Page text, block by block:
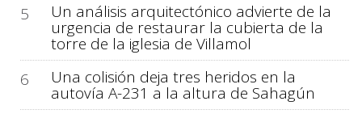
5
Un análisis arquitectónico advierte de la
urgencia de restaurar la cubierta de la
torre de la iglesia de Villamol
6
Una colisión deja tres heridos en la
autovía A-231 a la altura de Sahagún